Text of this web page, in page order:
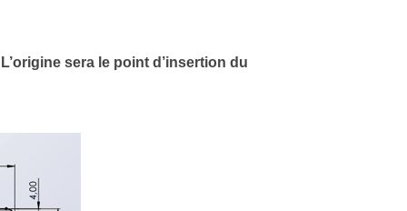
L’origine sera le point d’insertion du